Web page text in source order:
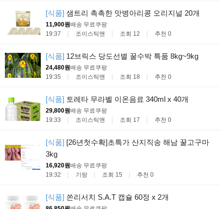
[식품] 샘트리 촉촉한 맛병아리콩 오리지널 20개
11,900원배송 무료쿠팡
19:37
조이스틱맨 조회 12 추천 0
[식품] 12브릭스 당도선별 꿀수박 특품 8kg~9kg
24,480원배송 무료쿠팡
19:35
조이스틱맨 조회 18 추천 0
[식품] 토레타 무라벨 이온음료 340ml x 40개
29,800원배송 무료쿠팡
19:33
조이스틱맨 조회 17 추천 0
[식품] [26년첫수확]초특가 산지직송 해남 꿀고구마
3kg
16,920원배송 무료쿠팡
19:32
기랑 조회 15 추천 0
[식품] 쏜리서치 S.A.T 캡슐 60정 x 2개